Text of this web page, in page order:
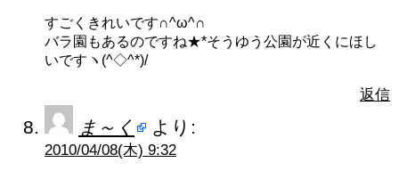
すごくきれいです∩^ω^∩
バラ園もあるのですね★*そうゆう公園が近くにほし
いですヽ(^◇^*)/
返信
ま～く より:
2010/04/08(木) 9:32